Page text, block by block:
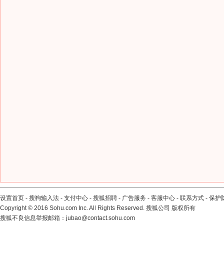
设置首页 - 搜狗输入法 - 支付中心 - 搜狐招聘 - 广告服务 - 客服中心 - 联系方式 - 保护
Copyright© 2016 Sohu.com Inc. All Rights Reserved. 搜狐公司 版权所有
搜狐不良信息举报邮箱： jubao@contact.sohu.com